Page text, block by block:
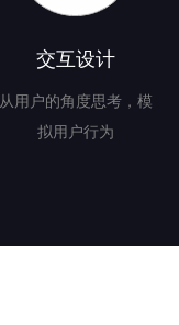
交互设计
从用户的角度思考，模
拟用户行为